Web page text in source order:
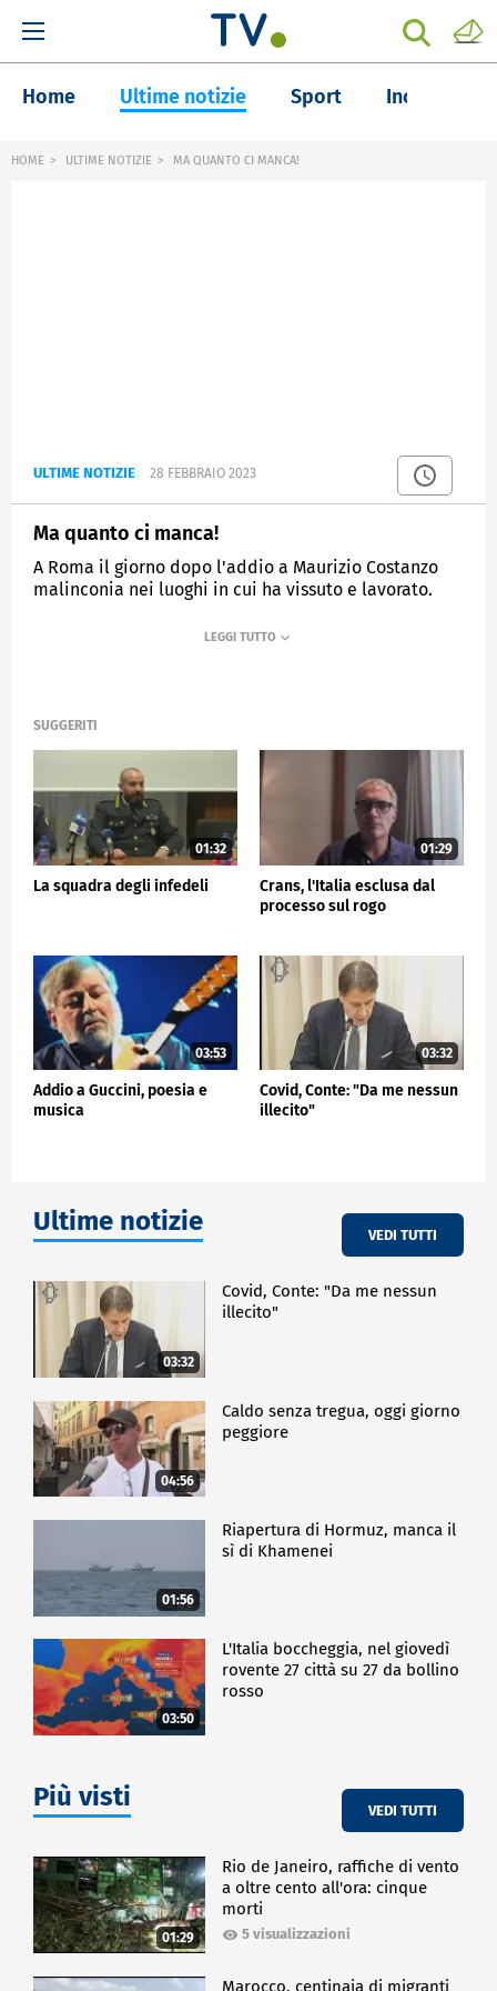
Home Ultime notizie Sport Inchieste
HOME ULTIME NOTIZIE MA QUANTO CI MANCA!
ULTIME NOTIZIE 28 FEBBRAIO 2023
Ma quanto ci manca!
A Roma il giorno dopo l'addio a Maurizio Costanzo
malinconia nei luoghi in cui ha vissuto e lavorato.
SUGGERITI
01:32
La squadra degli infedeli
01:29
Crans, l'Italia esclusa dal
processo sul rogo
03:53
Addio a Guccini, poesia e
musica
03:32
Covid, Conte: "Da me nessun
illecito"
Ultime notizie VEDI TUTTI
03:32
Covid, Conte: "Da me nessun
illecito"
04:56
Caldo senza tregua, oggi giorno
peggiore
01:56
Riapertura di Hormuz, manca il
sì di Khamenei
03:50
L'Italia boccheggia, nel giovedì
rovente 27 città su 27 da bollino
rosso
Più visti VEDI TUTTI
01:29
Rio de Janeiro, raffiche di vento
a oltre cento all'ora: cinque
morti
5 visualizzazioni
Marocco, centinaia di migranti